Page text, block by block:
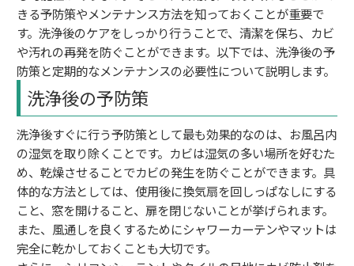
きる予防策やメンテナンス方法を知っておくことが重要で
す。洗浄後のケアをしっかり行うことで、清潔を保ち、カビ
や汚れの再発を防ぐことができます。以下では、洗浄後の予
防策と定期的なメンテナンスの必要性について説明します。
洗浄後の予防策
洗浄後すぐに行う予防策として最も効果的なのは、お風呂内
の湿気を取り除くことです。カビは湿気の多い場所を好むた
め、乾燥させることでカビの発生を防ぐことができます。具
体的な方法としては、使用後に換気扇を回しっぱなしにする
こと、窓を開けること、扉を閉じないことが挙げられます。
また、風通しを良くするためにシャワーカーテンやマットは
完全に乾かしておくことも大切です。